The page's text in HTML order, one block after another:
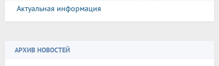
Актуальная информация
АРХИВ НОВОСТЕЙ